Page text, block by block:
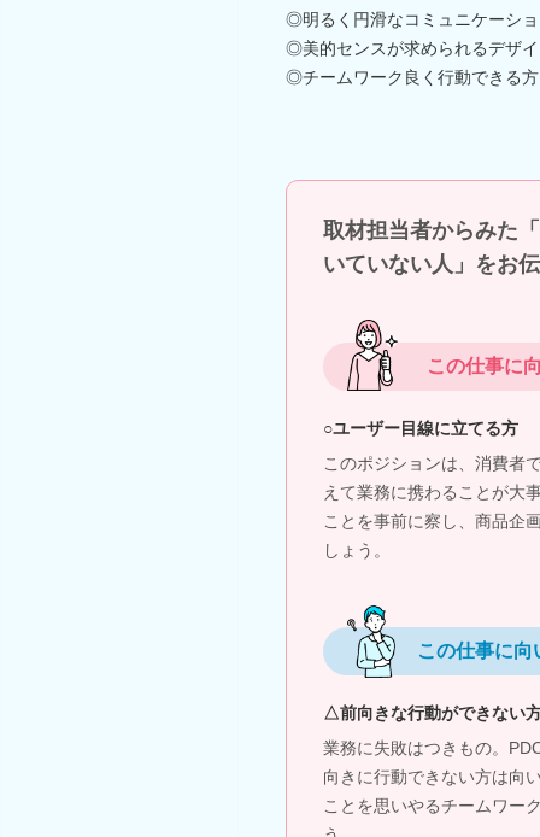
◎明るく円滑なコミュニケーシ
◎美的センスが求められるデザ
◎チームワーク良く行動できる方
取材担当者からみた
いていない人」をお
この仕事に
○ユーザー目線に立てる方
このポジションは、消費者
えて業務に携わることが大
ことを事前に察し、商品企
しょう。
この仕事に向
△前向きな行動ができない
業務に失敗はつきもの。
向きに行動できない方は向
ことを思いやるチームワー